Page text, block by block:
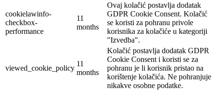
cookielawinfo-
checkbox-
performance
11
months
Ovaj kolačić postavlja dodatak
GDPR Cookie Consent. Kolačić
se koristi za pohranu privole
korisnika za kolačiće u kategoriji
"Izvedba".
viewed_cookie_policy
11
months
Kolačić postavlja dodatak GDPR
Cookie Consent i koristi se za
pohranu je li korisnik pristao na
korištenje kolačića. Ne pohranjuje
nikakve osobne podatke.